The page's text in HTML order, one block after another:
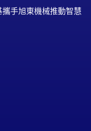
手旭東機械推動智慧